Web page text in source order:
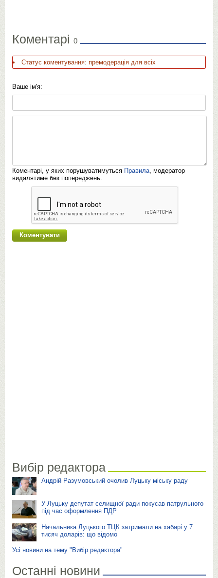
Коментарі 0
Статус коментування: премодерація для всіх
Ваше ім'я:
Коментарі, у яких порушуватимуться Правила , модератор
видалятиме без попереджень.
Вибір редактора
Андрій Разумовський очолив Луцьку міську раду
У Луцьку депутат селищної ради покусав патрульного
під час оформлення ПДР
Начальника Луцького ТЦК затримали на хабарі у 7
тисяч доларів: що відомо
Усі новини на тему "Вибір редактора"
Останні новини